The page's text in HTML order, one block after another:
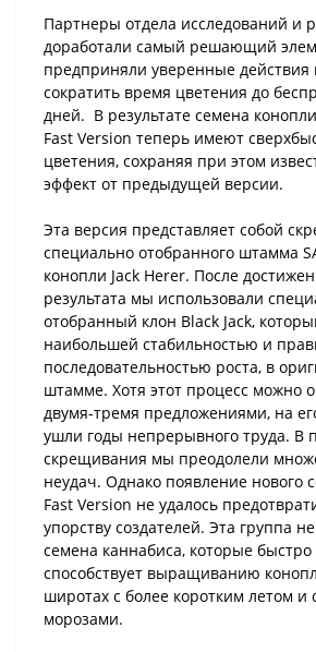
Партнеры отдела исследований и
доработали самый решающий
предприняли уверенные действия
сократить время цветения до
дней. В результате семена конопли
Fast Version теперь имеют
цветения, сохраняя при этом
эффект от предыдущей версии.
Эта версия представляет собой
специально отобранного штамма
конопли Jack Herer. После
результата мы использовали
отобранный клон Black Jack,
наибольшей стабильностью и
последовательностью роста, в
штамме. Хотя этот процесс можно
двумя-тремя предложениями, на
ушли годы непрерывного труда. В
скрещивания мы преодолели
неудач. Однако появление нового
Fast Version не удалось
упорству создателей. Эта группа
семена каннабиса, которые
способствует выращиванию
широтах с более коротким летом и
морозами.